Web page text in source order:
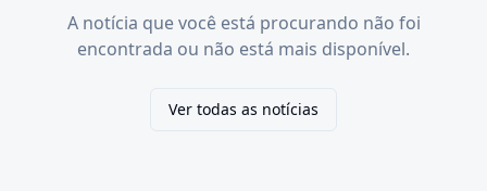
A notícia que você está procurando não foi
encontrada ou não está mais disponível.
Ver todas as notícias